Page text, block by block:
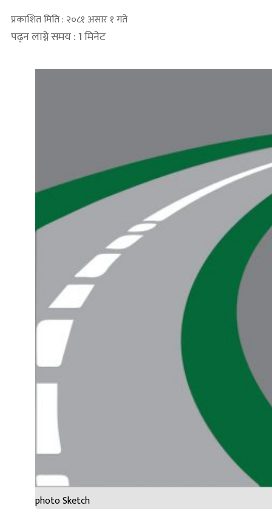
प्रकाशित मिति : २०८१ असार १ गते
पढ्न लाग्ने समय : 1 मिनेट
photo Sketch